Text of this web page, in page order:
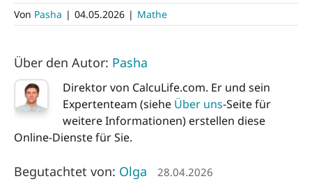
Von Pasha | 04.05.2026 | Mathe
Über den Autor: Pasha
Direktor von CalcuLife.com. Er und sein
Expertenteam (siehe Über uns-Seite für
weitere Informationen) erstellen diese
Online-Dienste für Sie.
Begutachtet von: Olga 28.04.2026